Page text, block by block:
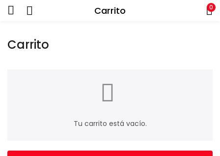
Carrito 0
Carrito
Tu carrito está vacío.